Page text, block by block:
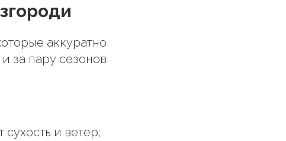
аккуратно
за пару сезонов
и ветер;